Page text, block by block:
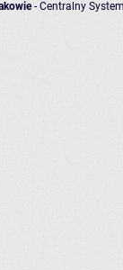
- Centralny